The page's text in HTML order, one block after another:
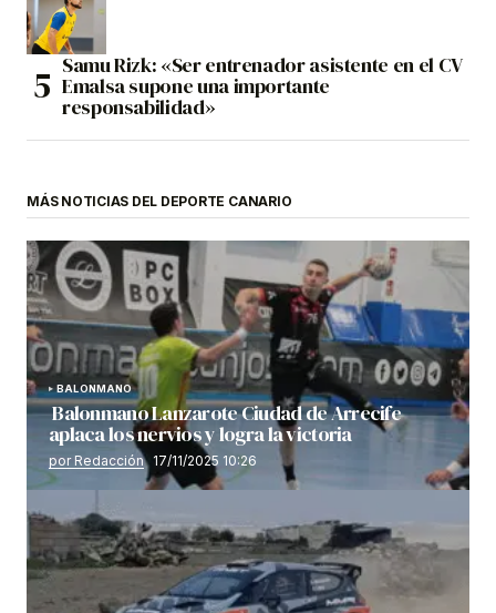
Samu Rizk: «Ser entrenador asistente en el CV
Emalsa supone una importante
responsabilidad»
MÁS NOTICIAS DEL DEPORTE CANARIO
BALONMANO
Balonmano Lanzarote Ciudad de Arrecife
aplaca los nervios y logra la victoria
por Redacción 17/11/2025 10:26